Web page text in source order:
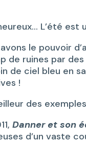
L’été
le pouvoir
de ruines par
de ciel bleu en
!
des
Danner et son
d’un vaste